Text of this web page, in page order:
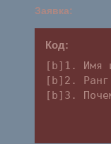
Заявка:
Код:
[b]1. Имя
[b]2.
[b]3.